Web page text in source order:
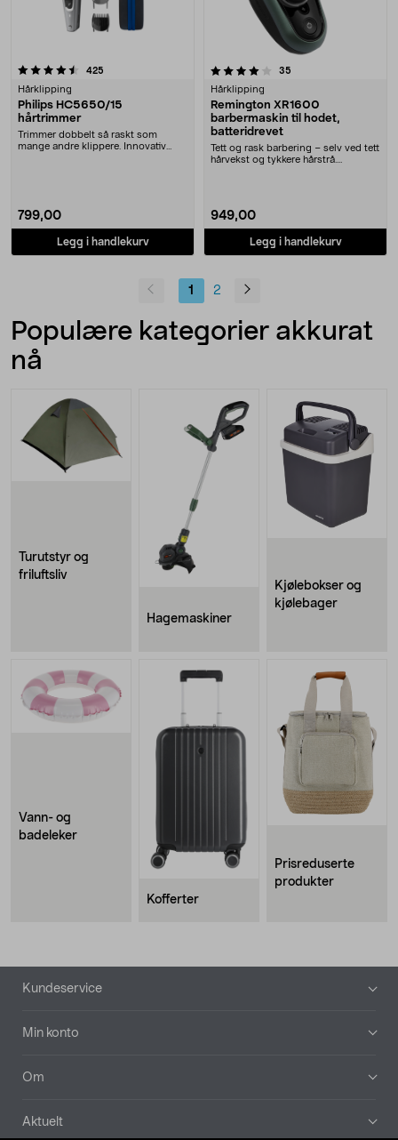
425
Hårklipping
Philips HC5650/15
hårtrimmer
Trimmer dobbelt så raskt som
mange andre klippere. Innovativ
799,00
Legg i handlekurv
4.0 av 5 stjerner 35
Hårklipping
Remington XR1600
barbermaskin til hodet,
batteridrevet
Tett og rask barbering – selv ved tett
hårvekst og tykkere hårstrå.
949,00
Legg i handlekurv
1 2
Populære kategorier akkurat
nå
Turutstyr og
friluftsliv
Hagemaskiner
Kjølebokser og
kjølebager
Vann- og
badeleker
Kofferter
Prisreduserte
produkter
Bunntekst
Kundeservice
Min konto
Om
Aktuelt